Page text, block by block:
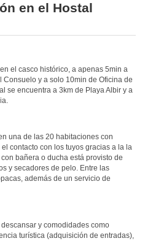
en el Hostal
el casco histórico, a apenas 5min a
y a solo 10min de Oficina de
se encuentra a 3km de Playa Albir y a
una de las 20 habitaciones con
contacto con los tuyos gracias a la la
bañera o ducha está provisto de
y secadores de pelo. Entre las
además de un servicio de
y comodidades como
turística (adquisición de entradas),